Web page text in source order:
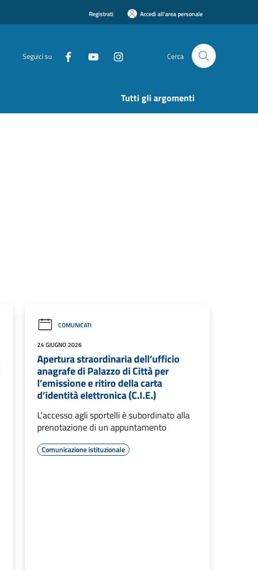
Registrati Accedi all'area personale
Seguici su Cerca
Tutti gli argomenti
COMUNICATI
24 GIUGNO 2026
Apertura straordinaria dell’ufficio
anagrafe di Palazzo di Città per
l’emissione e ritiro della carta
d’identità elettronica (C.I.E.)
L’accesso agli sportelli è subordinato alla
prenotazione di un appuntamento
Comunicazione istituzionale